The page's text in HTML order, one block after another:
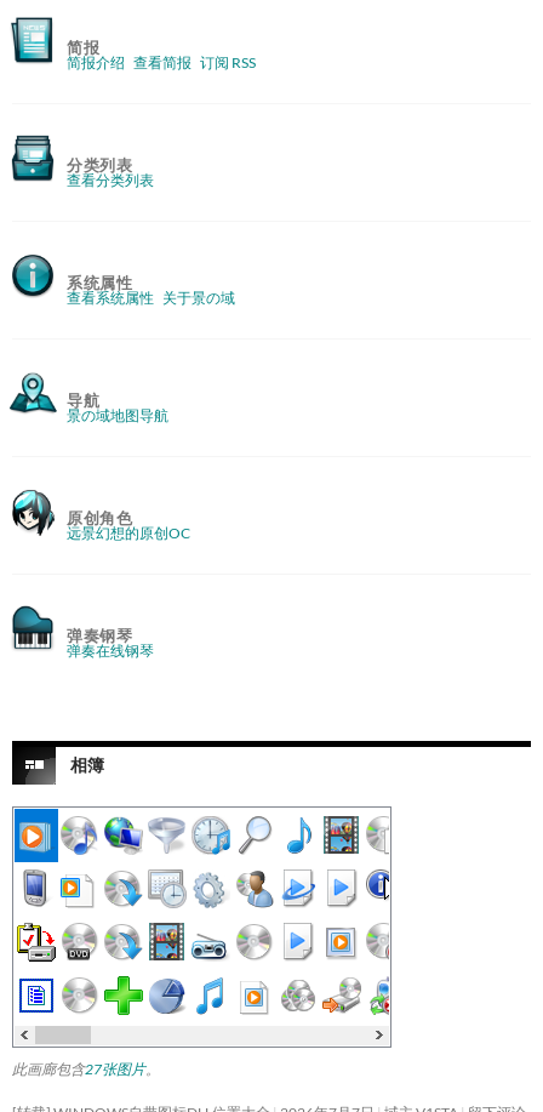
简报
简报介绍 查看简报 订阅 RSS
分类列表
查看分类列表
系统属性
查看系统属性 关于景の域
导航
景の域地图导航
原创角色
远景幻想的原创OC
弹奏钢琴
弹奏在线钢琴
相簿
此画廊包含27张图片。